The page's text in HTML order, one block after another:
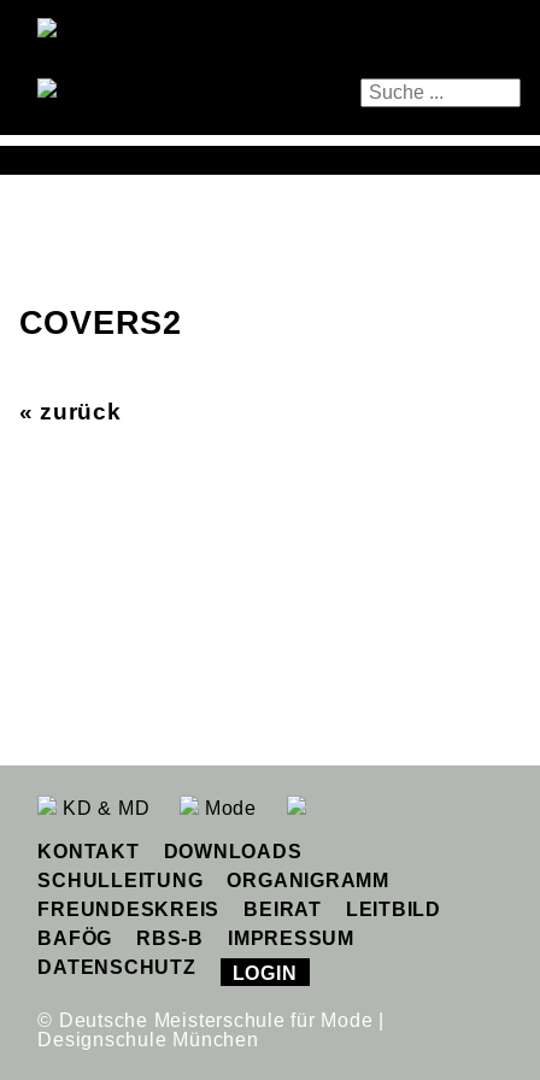
COVERS2
« zurück
KD & MD Mode
KONTAKT
DOWNLOADS
SCHULLEITUNG
ORGANIGRAMM
FREUNDESKREIS
BEIRAT
LEITBILD
BAFÖG
RBS-B
IMPRESSUM
DATENSCHUTZ
LOGIN
© Deutsche Meisterschule für Mode |
Designschule München